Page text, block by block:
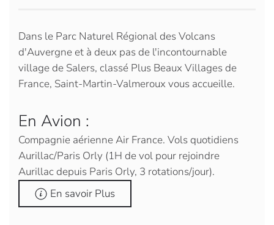
Dans le Parc Naturel Régional des Volcans
d'Auvergne et à deux pas de l'incontournable
village de Salers, classé Plus Beaux Villages de
France, Saint-Martin-Valmeroux vous accueille.
En Avion :
Compagnie aérienne Air France. Vols quotidiens
Aurillac/Paris Orly (1H de vol pour rejoindre
Aurillac depuis Paris Orly, 3 rotations/jour).
En savoir Plus